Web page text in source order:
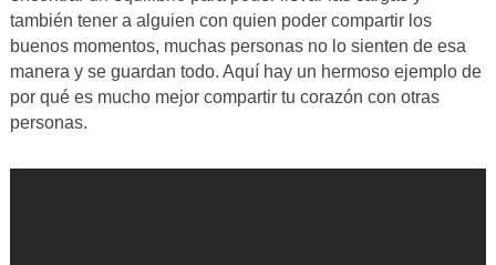
también tener a alguien con quien poder compartir los
buenos momentos, muchas personas no lo sienten de esa
manera y se guardan todo. Aquí hay un hermoso ejemplo de
por qué es mucho mejor compartir tu corazón con otras
personas.